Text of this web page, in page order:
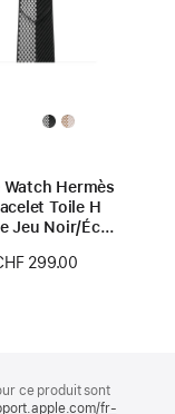
Watch Hermès
Toile H
Jeu Noir/Écru
299.00
ce produit sont
fr-